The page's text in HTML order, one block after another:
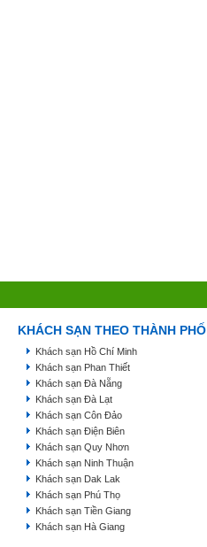
KHÁCH SẠN THEO THÀNH PHỐ
Khách sạn Hồ Chí Minh
Khách sạn Phan Thiết
Khách sạn Đà Nẵng
Khách sạn Đà Lạt
Khách sạn Côn Đảo
Khách sạn Điện Biên
Khách sạn Quy Nhơn
Khách sạn Ninh Thuận
Khách sạn Dak Lak
Khách sạn Phú Thọ
Khách sạn Tiền Giang
Khách sạn Hà Giang